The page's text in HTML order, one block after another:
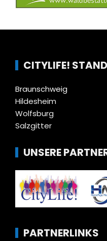
CITYLIFE!
Braunschweig
Hildesheim
Wolfsburg
Salzgitter
UNSERE
PARTNERLINKS